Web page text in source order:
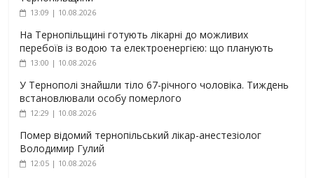
13:09 | 10.08.2026
На Тернопільщині готують лікарні до можливих
перебоїв із водою та електроенергією: що планують
13:00 | 10.08.2026
У Тернополі знайшли тіло 67-річного чоловіка. Тиждень
встановлювали особу померлого
12:29 | 10.08.2026
Помер відомий тернопільський лікар-анестезіолог
Володимир Гулий
12:05 | 10.08.2026